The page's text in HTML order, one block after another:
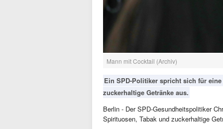
Mann mit Cocktail (Archiv)
Ein SPD-Politiker spricht sich für
zuckerhaltige Getränke aus.
Berlin - Der SPD-Gesundheitspolitiker
Spirituosen, Tabak und zuckerhaltige